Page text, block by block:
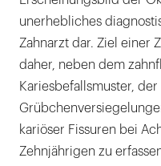
unerhebliches
Zahnarzt dar. Ziel einer
daher, neben dem
Kariesbefallsmuster,
kariöser Fissuren bei
Zehnjährigen zu